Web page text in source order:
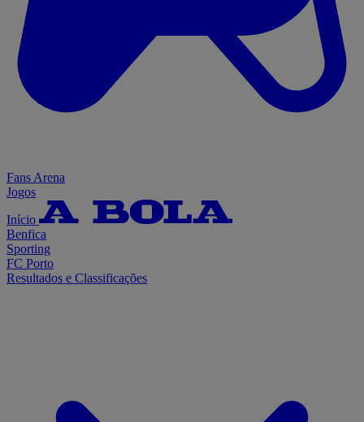
Fans Arena
Jogos
Início
Benfica
Sporting
FC Porto
Resultados e Classificações